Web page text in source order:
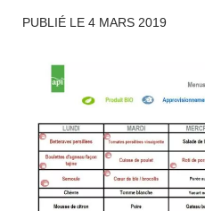
PUBLIÉ LE 4 MARS 2019